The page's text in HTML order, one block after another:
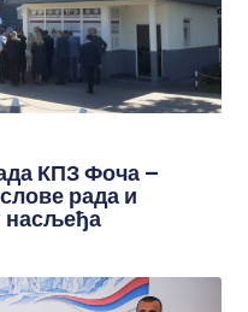
КПЗ Фоча –
рада и
насљеђа